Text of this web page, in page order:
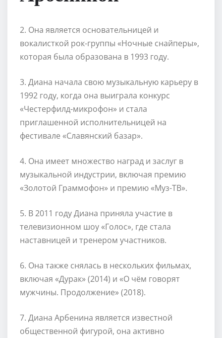
2. Она является основательницей и
вокалисткой рок-группы «Ночные снайперы»,
которая была образована в 1993 году.
3. Диана начала свою музыкальную карьеру в
1992 году, когда она выиграла конкурс
«Честерфилд-микрофон» и стала
приглашенной исполнительницей на
фестивале «Славянский базар».
4. Она имеет множество наград и заслуг в
музыкальной индустрии, включая премию
«Золотой Граммофон» и премию «Муз-ТВ».
5. В 2011 году Диана приняла участие в
телевизионном шоу «Голос», где стала
наставницей и тренером участников.
6. Она также снялась в нескольких фильмах,
включая «Дурак» (2014) и «О чём говорят
мужчины. Продолжение» (2018).
7. Диана Арбенина является известной
общественной фигурой, она активно